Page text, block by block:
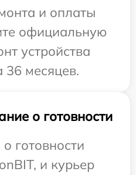
и оплаты
официальную
устройства
36 месяцев.
о готовности
готовности
и курьер